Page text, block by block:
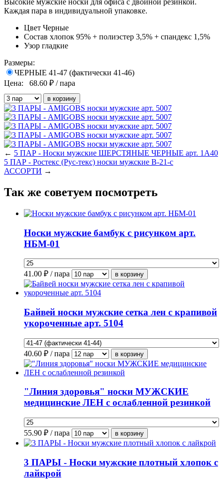
Высокие мужские носки для офиса с двойной резинкой.
Каждая пара в индивидуальной упаковке.
Цвет Черные
Состав хлопок 95% + полиэстер 3,5% + спандекс 1,5%
Узор гладкие
Размеры:
ЧЕРНЫЕ 41-47 (фактически 41-46)
Цена:
68.60 ₽ / пара
← 5 ПАР - Носки мужские ШЕРСТЯНЫЕ ЧЕРНЫЕ арт. 1А40
5 ПАР - Ростекс (Рус-текс) носки мужские В-21-с
АССОРТИ →
Так же советуем посмотреть
Носки мужские бамбук с рисунком арт.
НБМ-01
41.00 ₽ / пара
Байвей носки мужские сетка лен с крапивой
укороченные арт. 5104
40.60 ₽ / пара
"Линия здоровья" носки МУЖСКИЕ
медицинские ЛЕН с ослабленной резинкой
55.90 ₽ / пара
3 ПАРЫ - Носки мужские плотный хлопок с
лайкрой